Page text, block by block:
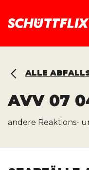
ALLE
AVV 07
andere Reaktions-